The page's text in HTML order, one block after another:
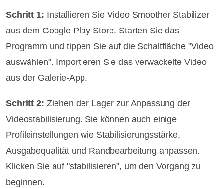
Schritt 1: Installieren Sie Video Smoother Stabilizer
aus dem Google Play Store. Starten Sie das
Programm und tippen Sie auf die Schaltfläche "Video
auswählen". Importieren Sie das verwackelte Video
aus der Galerie-App.
Schritt 2:Ziehen der Lager zur Anpassung der
Videostabilisierung. Sie können auch einige
Profileinstellungen wie Stabilisierungsstärke,
Ausgabequalität und Randbearbeitung anpassen.
Klicken Sie auf "stabilisieren", um den Vorgang zu
beginnen.